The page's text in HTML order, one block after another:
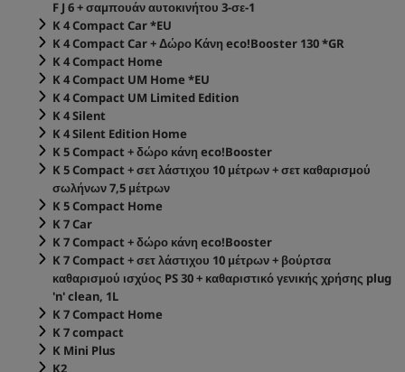
F J 6 + σαμπουάν αυτοκινήτου 3-σε-1
K 4 Compact Car *EU
K 4 Compact Car + Δώρο Κάνη eco!Booster 130 *GR
K 4 Compact Home
K 4 Compact UM Home *EU
K 4 Compact UM Limited Edition
K 4 Silent
K 4 Silent Edition Home
K 5 Compact + δώρο κάνη eco!Booster
K 5 Compact + σετ λάστιχου 10 μέτρων + σετ καθαρισμού
σωλήνων 7,5 μέτρων
K 5 Compact Home
K 7 Car
K 7 Compact + δώρο κάνη eco!Booster
K 7 Compact + σετ λάστιχου 10 μέτρων + βούρτσα
καθαρισμού ισχύος PS 30 + καθαριστικό γενικής χρήσης plug
'n' clean, 1L
K 7 Compact Home
K 7 compact
K Mini Plus
K2